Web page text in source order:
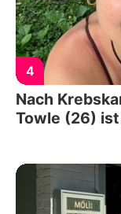
4
Nach
Towle (26)